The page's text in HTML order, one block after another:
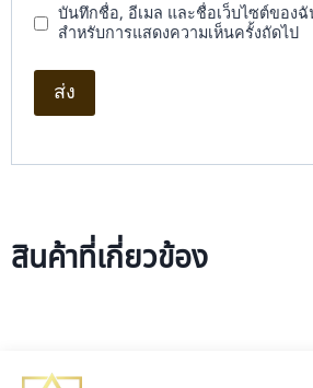
บันทึกชื่อ, อีเมล และชื่อเว็บไซต์ของฉั
สำหรับการแสดงความเห็นครั้งถัดไป
สินค้าที่เกี่ยวข้อง